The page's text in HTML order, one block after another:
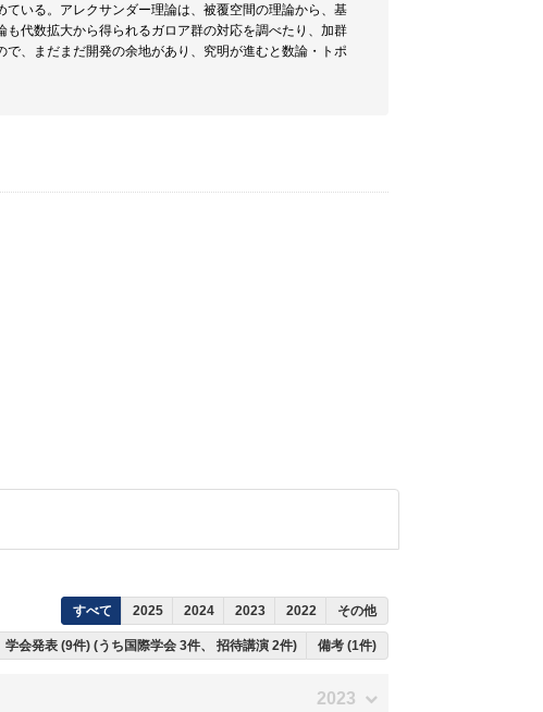
いる。アレクサンダー理論は、被覆空間の理論から、基
代数拡大から得られるガロア群の対応を調べたり、加群
、まだまだ開発の余地があり、究明が進むと数論・トポ
すべて 2025 2024 2023 2022 その他
学会発表 (9件) (うち国際学会 3件、 招待講演 2件) 備考 (1件)
2023